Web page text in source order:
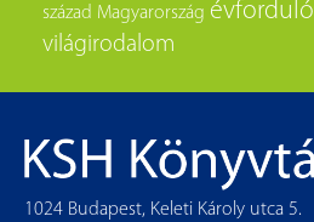
század Magyarország évforduló
világirodalom
1024 Budapest, Keleti Károly utca 5.